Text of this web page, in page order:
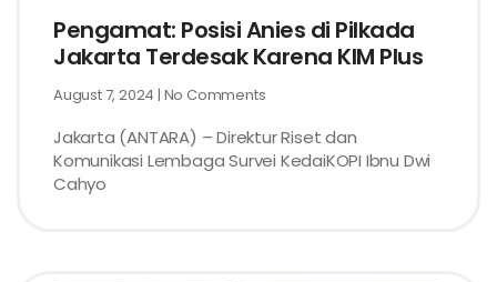
Pengamat: Posisi Anies di Pilkada
Jakarta Terdesak Karena KIM Plus
August 7, 2024 No Comments
Jakarta (ANTARA) – Direktur Riset dan
Komunikasi Lembaga Survei KedaiKOPI Ibnu Dwi
Cahyo